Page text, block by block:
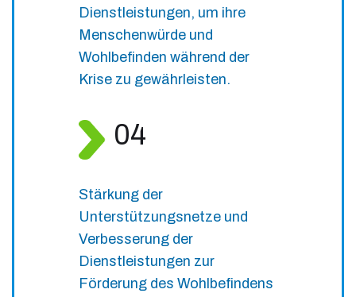
Dienstleistungen, um ihre
Menschenwürde und
Wohlbefinden während der
Krise zu gewährleisten.
04
Stärkung der
Unterstützungsnetze und
Verbesserung der
Dienstleistungen zur
Förderung des Wohlbefindens